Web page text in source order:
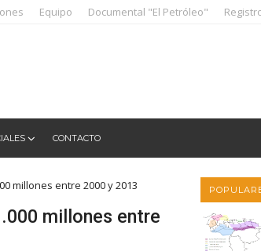
Equipo Documental "El Petróleo"
CONTACTO
millones entre 2000 y 2013
millones entre